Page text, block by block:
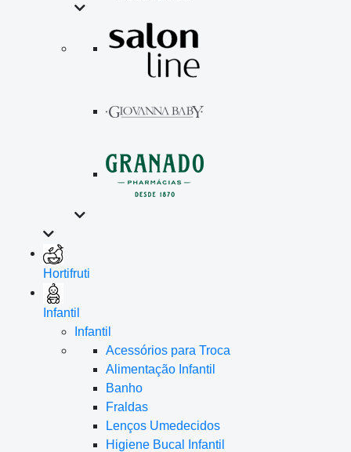
Hortifruti
Infantil
Infantil
Acessórios para Troca
Alimentação Infantil
Banho
Fraldas
Lenços Umedecidos
Higiene Bucal Infantil